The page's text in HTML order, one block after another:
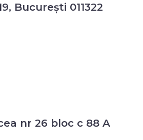
București 011322
nr 26 bloc c 88 A